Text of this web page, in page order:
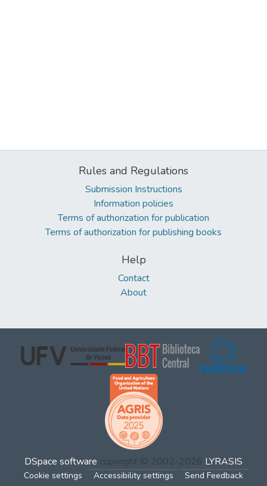
Rules and Regulations
Submission Instructions
Information policies
Terms of authorization for publication
Terms of authorization for publishing books
Help
Contact
About
DSpace software copyright © 2002-2026 LYRASIS
Cookie settings Accessibility settings Send Feedback